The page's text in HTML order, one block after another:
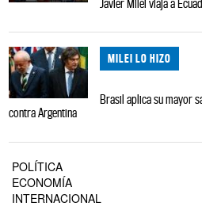
Javier Milei viaja a
MILEI LO HIZO
Brasil aplica su mayor
contra Argentina
POLÍTICA
ECONOMÍA
INTERNACIONAL